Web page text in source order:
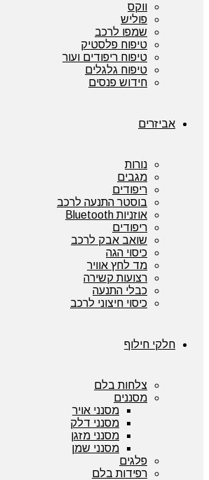
ווקס
פוליש
שמפו לרכב
טיפוח פלסטיק
טיפוח ריפודים ועור
טיפוח גלגלים
חידוש פנסים
אביזרים
נורות
מגבים
ריפודים
בוסטר התנעה לרכב
אוזניות Bluetooth
ריפודים
שואב אבק לרכב
כיסוי הגה
מד לחץ אוויר
רצועות קשירה
כבלי התנעה
כיסוי חיצוני לרכב
חלקי חילוף
צלחות בלם
מסננים
מסנני אויר
מסנני דלק
מסנני מזגן
מסנני שמן
פלגים
רפידות בלם